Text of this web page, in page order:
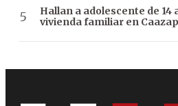
Hallan a adolescente de
vivienda familiar en